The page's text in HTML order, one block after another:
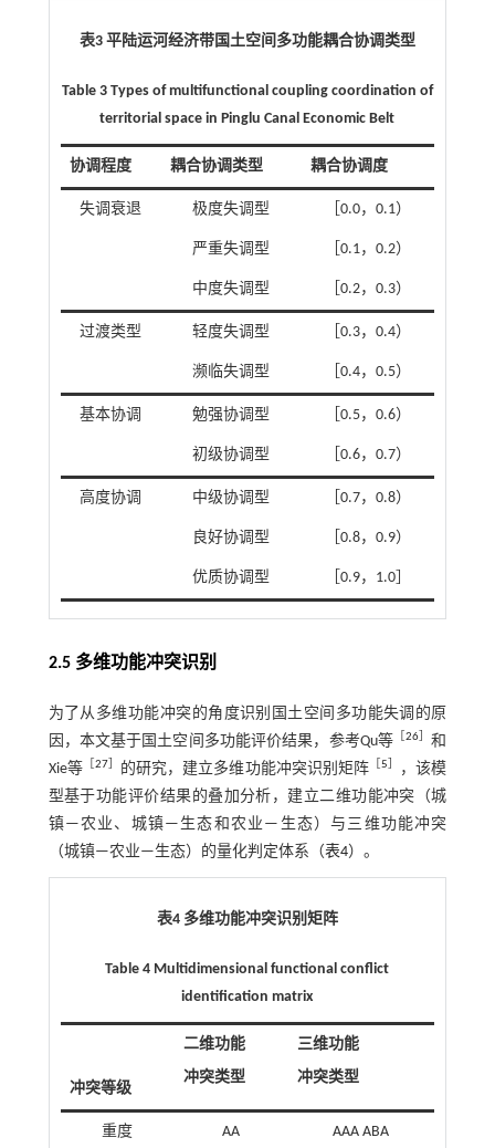
表3 平陆运河经济带国土空间多功能耦合协调类型
Table 3 Types of multifunctional coupling coordination of
territorial space in Pinglu Canal Economic Belt
协调程度 耦合协调类型 耦合协调度
失调衰退 极度失调型 ［0.0，0.1）
严重失调型 ［0.1，0.2）
中度失调型 ［0.2，0.3）
过渡类型 轻度失调型 ［0.3，0.4）
濒临失调型 ［0.4，0.5）
基本协调 勉强协调型 ［0.5，0.6）
初级协调型 ［0.6，0.7）
高度协调 中级协调型 ［0.7，0.8）
良好协调型 ［0.8，0.9）
优质协调型 ［0.9，1.0］
2.5 多维功能冲突识别
为了从多维功能冲突的角度识别国土空间多功能失调的原
因，本文基于国土空间多功能评价结果，参考Qu等 ［26 ］和
Xie等［ 27］ 的研究，建立多维功能冲突识别矩阵 ［5
，该模
型基于功能评价结果的叠加分析，建立二维功能冲突（城
镇—农业、城镇—生态和农业—生态）与三维功能冲突
（城镇—农业—生态）的量化判定体系（表4）。
表4 多维功能冲突识别矩阵
Table 4 Multidimensional functional conflict
identification matrix
冲突等级
二维功能
冲突类型
三维功能
冲突类型
重度
AA
AAA ABA